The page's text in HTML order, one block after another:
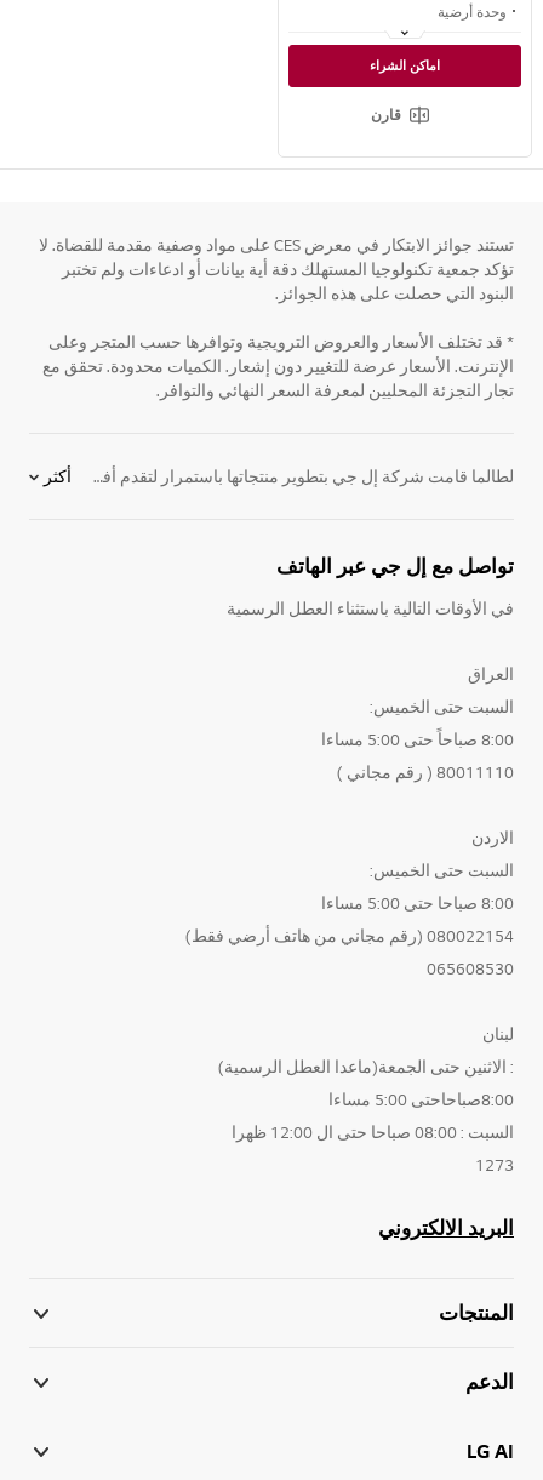
وحدة أرضية
أنا أتحكم في الأمبير (8 أمبير ، 12 أمبير ، عادي)
استوائي
اماكن الشراء
قارن
تستند جوائز الابتكار في معرض CES على مواد وصفية مقدمة للقضاة. لا
تؤكد جمعية تكنولوجيا المستهلك دقة أية بيانات أو ادعاءات ولم تختبر
البنود التي حصلت على هذه الجوائز.
* قد تختلف الأسعار والعروض الترويجية وتوافرها حسب المتجر وعلى
الإنترنت. الأسعار عرضة للتغيير دون إشعار. الكميات محدودة. تحقق مع
تجار التجزئة المحليين لمعرفة السعر النهائي والتوافر.
لطالما قامت شركة إل جي بتطوير منتجاتها باستمرار لتقدم أفضل الحلول لعملائها حول العالم. ولا سيما المكيفات ووحدات التكيف، حيث قامت شركة إل جي بطرح أحدث المكيفات العمودية المتنقلة في الأسواق لتمنحكم حلا جذرياً للتكيف. تتميز هذا المكيفات العمودية بالصناعة الفاخرة بالإضافة للتصاميم المميزة التي ستناسب ديكورات منازلكم المختلفة ولتكون الإضافة المثالية للمنزل. في المنزل المريح يحتاج مكيف يمنح المنزل الراحة المطلوبة لينعم قاطنيه بالدرجة الحرارة التي يودونها. صيفا أو شتاء. كما تعمل مكيفات إل جي العمودية بهدوء وسكينة بعيداً عن الضوضاء وذلك بفضل التحديثات التي تنهجها شركة إل جي للارتقاء بمنتجاتها لتحقق العهد الذي تنهجه الشركة بتقديم أحدث التكنولوجيا لعملائها من حول العالم. أكثر
تواصل مع إل جي عبر الهاتف
في الأوقات التالية باستثناء العطل الرسمية
العراق
السبت حتى الخميس:
8:00 صباحاً حتى 5:00 مساءا
80011110 ( رقم مجاني )
الاردن
السبت حتى الخميس:
8:00 صباحا حتى 5:00 مساءا
080022154 (رقم مجاني من هاتف أرضي فقط)
065608530
لبنان
: الاثنين حتى الجمعة(ماعدا العطل الرسمية)
8:00صباحاحتى 5:00 مساءا
السبت : 08:00 صباحا حتى ال 12:00 ظهرا
1273
البريد الالكتروني
المنتجات
الدعم
LG AI